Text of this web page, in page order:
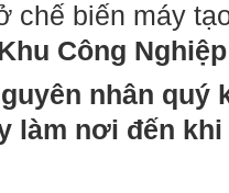
chế biến máy
Công
nhân quý
làm nơi đến